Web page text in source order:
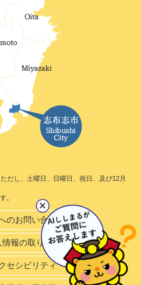
だし、土曜日、日曜日、祝日、及び12月
。
のお問い合わせ
情報の取り扱い
セシビリティ